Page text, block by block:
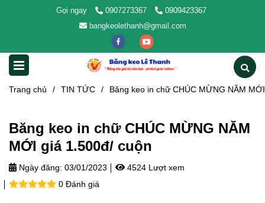
Gọi ngay 0907273367
0909423367
bangkeolethanh@gmail.com
Trang chủ / TIN TỨC / Băng keo in chữ CHÚC MỪNG NĂM
Băng keo in chữ CHÚC MỪNG NĂM
MỚI giá 1.500đ/ cuộn
Ngày đăng: 03/01/2023
4524 Lượt xem
0 Đánh giá